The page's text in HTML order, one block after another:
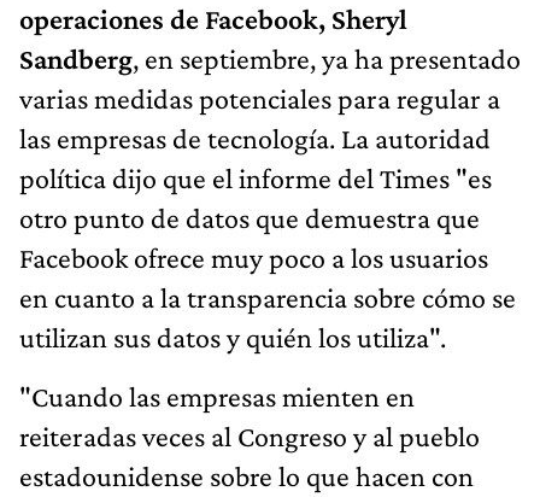
operaciones de Facebook, Sheryl
Sandberg, en septiembre, ya ha presentado
varias medidas potenciales para regular a
las empresas de tecnología. La autoridad
política dijo que el informe del Times "es
otro punto de datos que demuestra que
Facebook ofrece muy poco a los usuarios
en cuanto a la transparencia sobre cómo se
utilizan sus datos y quién los utiliza".
"Cuando las empresas mienten en
reiteradas veces al Congreso y al pueblo
estadounidense sobre lo que hacen con